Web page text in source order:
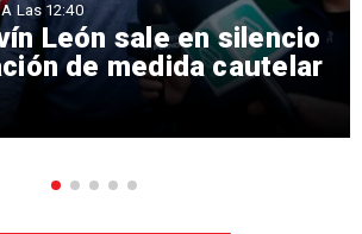
León sale en silencio
de medida cautelar
Las 12:40